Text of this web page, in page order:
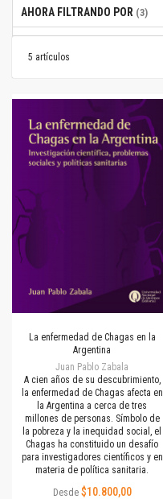
5 artículos
La enfermedad de Chagas en la
Argentina
Juan Pablo Zabala
A cien años de su descubrimiento,
la enfermedad de Chagas afecta en
la Argentina a cerca de tres
millones de personas. Símbolo de
la pobreza y la inequidad social, el
Chagas ha constituido un desafío
para investigadores científicos y en
materia de política sanitaria.
Desde $10.800,00
AHORA FILTRANDO POR